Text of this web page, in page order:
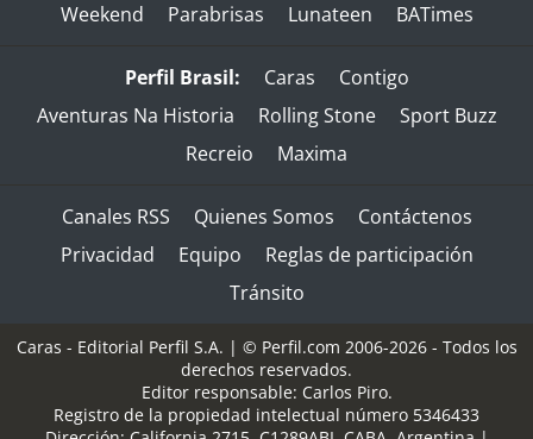
Weekend
Parabrisas Lunateen BATimes
Perfil Brasil: Caras
Contigo
Aventuras Na Historia
Rolling Stone
Sport Buzz
Recreio
Maxima
Canales RSS Quienes Somos
Contáctenos
Privacidad
Equipo
Reglas de participación
Tránsito
Caras - Editorial Perfil S.A. | © Perfil.com 2006-2026 - Todos los
derechos reservados.
Editor responsable: Carlos Piro.
Registro de la propiedad intelectual número 5346433